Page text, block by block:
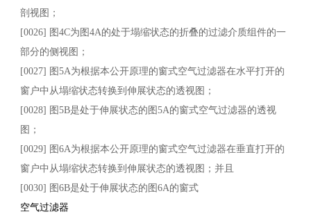
剖视图；
[0026] 图4C为图4A的处于塌缩状态的折叠的过滤介质组件的一
部分的侧视图；
[0027] 图5A为根据本公开原理的窗式空气过滤器在水平打开的
窗户中从塌缩状态转换到伸展状态的透视图；
[0028] 图5B是处于伸展状态的图5A的窗式空气过滤器的透视
图；
[0029] 图6A为根据本公开原理的窗式空气过滤器在垂直打开的
窗户中从塌缩状态转换到伸展状态的透视图；并且
[0030] 图6B是处于伸展状态的图6A的窗式
空气过滤器